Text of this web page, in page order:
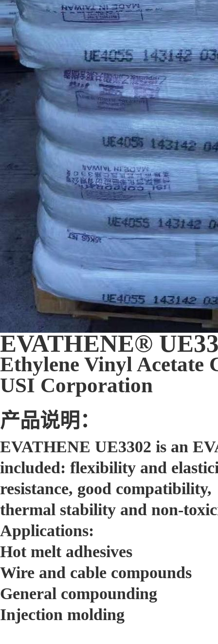
EVATHENE®
Ethylene Vinyl Acetate
USI Corporation
产品说明：
EVATHENE UE3302 is an
included: flexibility and
resistance, good compatibility,
thermal stability and non-
Applications:
Hot melt adhesives
Wire and cable compounds
General compounding
Injection molding